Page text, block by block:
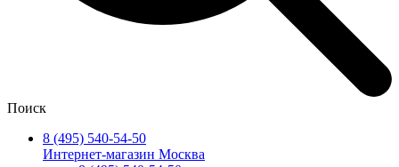
Поиск
8 (495) 540-54-50
Интернет-магазин Москва